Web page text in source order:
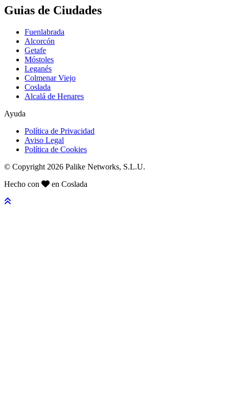
Guias de Ciudades
Fuenlabrada
Alcorcón
Getafe
Móstoles
Leganés
Colmenar Viejo
Coslada
Alcalá de Henares
Ayuda
Política de Privacidad
Aviso Legal
Política de Cookies
© Copyright 2026 Palike Networks, S.L.U.
Hecho con
en Coslada